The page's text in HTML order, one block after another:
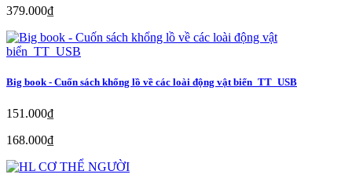
379.000₫
Big book - Cuốn sách khổng lồ về các loài động vật biển_TT_USB
151.000₫
168.000₫